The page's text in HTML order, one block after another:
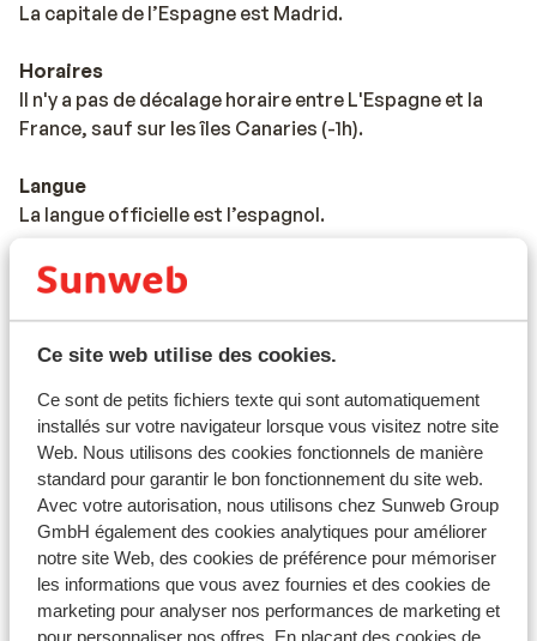
Ce site web utilise des cookies.
Ce sont de petits fichiers texte qui sont automatiquement
installés sur votre navigateur lorsque vous visitez notre site
Web. Nous utilisons des cookies fonctionnels de manière
standard pour garantir le bon fonctionnement du site web.
Avec votre autorisation, nous utilisons chez Sunweb Group
GmbH également des cookies analytiques pour améliorer
notre site Web, des cookies de préférence pour mémoriser
les informations que vous avez fournies et des cookies de
marketing pour analyser nos performances de marketing et
pour personnaliser nos offres. En plaçant des cookies de
La capitale de l’Espagne est Madrid.
Horaires
Il n'y a pas de décalage horaire entre L'Espagne et la
France, sauf sur les îles Canaries (-1h).
Langue
La langue officielle est l’espagnol.
Monnaie
La monnaie officielle est l’euro. Il est possible de payer
par carte bancaire en Espagne et aux îles Canaries.
Pourboires
Il est habituel en Espagne de donner 5% à 10% de
pourboires.
Norme électrique
Comme dans la majorité des pays en Europe, la tension
varie entre 220 et 240 V. Un
transformateur/adaptateur n'est pas nécessaire.